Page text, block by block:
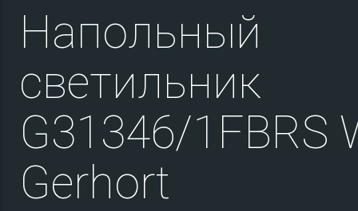
Напольный
светильник
G31346/1FBRS
Gerhort